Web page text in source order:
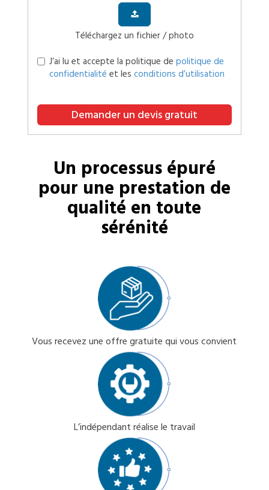
Téléchargez un fichier / photo
J’ai lu et accepte la politique de politique de
confidentialité et les conditions d’utilisation
Demander un devis gratuit
Un processus épuré
pour une prestation de
qualité en toute
sérénité
Vous recevez une offre gratuite qui vous convient
L’indépendant réalise le travail